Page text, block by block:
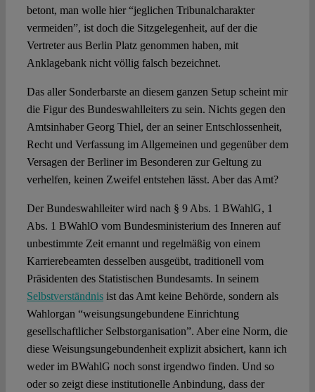
betont, man wolle hier “jeglichen Tribunalcharakter
vermeiden”, ist doch die Sitzgelegenheit, auf der die
Vertreter aus Berlin Platz genommen haben, mit
Anklagebank nicht völlig falsch bezeichnet.
Das aller Sonderbarste an diesem ganzen Setup scheint mir
die Figur des Bundeswahlleiters zu sein. Nichts gegen den
Amtsinhaber Georg Thiel, der an seiner Entschlossenheit,
Recht und Verfassung im Allgemeinen und gegenüber dem
Versagen der Berliner im Besonderen zur Geltung zu
verhelfen, keinen Zweifel entstehen lässt. Aber das Amt?
Der Bundeswahlleiter wird nach § 9 Abs. 1 BWahlG, 1
Abs. 1 BWahlO vom Bundesministerium des Inneren auf
unbestimmte Zeit ernannt und regelmäßig von einem
Karrierebeamten desselben ausgeübt, traditionell vom
Präsidenten des Statistischen Bundesamts. In seinem
Selbstverständnisist das Amt keine Behörde, sondern als
Wahlorgan “weisungsungebundene Einrichtung
gesellschaftlicher Selbstorganisation”. Aber eine Norm, die
diese Weisungsungebundenheit explizit absichert, kann ich
weder im BWahlG noch sonst irgendwo finden. Und so
oder so zeigt diese institutionelle Anbindung, dass der